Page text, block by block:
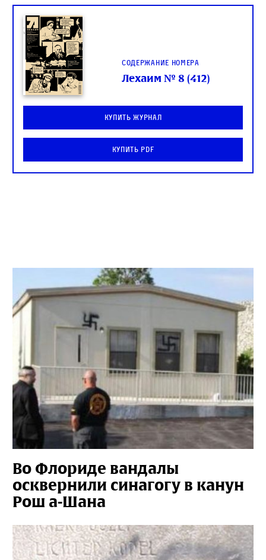
Содержание номера
Лехаим № 8 (412)
Купить журнал
Купить PDF
Во Флориде вандалы
осквернили синагогу в канун
Рош а-Шана